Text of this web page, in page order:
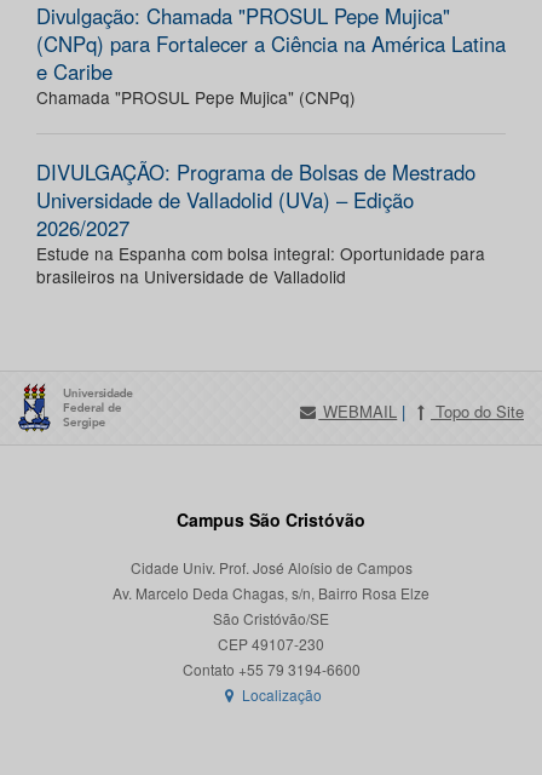
Divulgação: Chamada "PROSUL Pepe Mujica"
(CNPq) para Fortalecer a Ciência na América Latina
e Caribe
Chamada "PROSUL Pepe Mujica" (CNPq)
DIVULGAÇÃO: Programa de Bolsas de Mestrado
Universidade de Valladolid (UVa) – Edição
2026/2027
Estude na Espanha com bolsa integral: Oportunidade para
brasileiros na Universidade de Valladolid
WEBMAIL | Topo do Site
Campus São Cristóvão
Cidade Univ. Prof. José Aloísio de Campos
Av. Marcelo Deda Chagas, s/n, Bairro Rosa Elze
São Cristóvão/SE
CEP 49107-230
Localização